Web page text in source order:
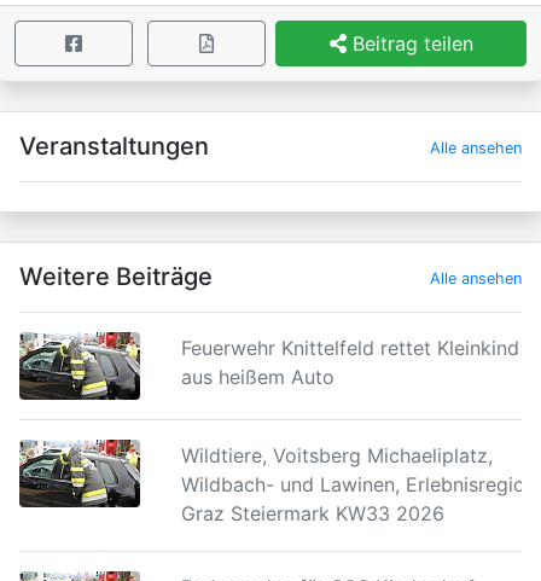
Beitrag teilen
×
Veranstaltungen Alle ansehen
Weitere Beiträge Alle ansehen
Feuerwehr Knittelfeld rettet Kleinkind
aus heißem Auto
Wildtiere, Voitsberg Michaeliplatz,
Wildbach- und Lawinen, Erlebnisregion
Graz Steiermark KW33 2026